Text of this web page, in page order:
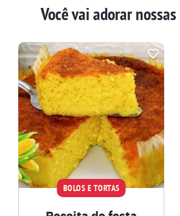
Você vai adorar
BOLOS E TORTAS